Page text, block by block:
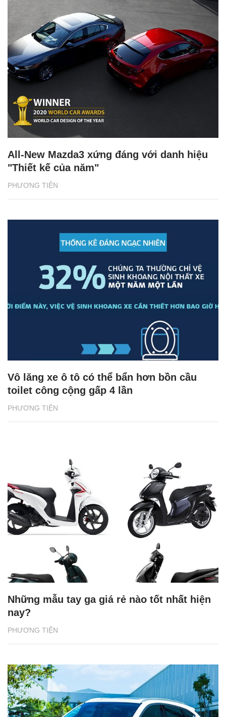
PHƯƠNG TIỆN
All-New Mazda3 xứng đáng với danh hiệu
"Thiết kế của năm"
PHƯƠNG TIỆN
Vô lăng xe ô tô có thể bẩn hơn bồn cầu
toilet công cộng gấp 4 lần
PHƯƠNG TIỆN
Những mẫu tay ga giá rẻ nào tốt nhất hiện
nay?